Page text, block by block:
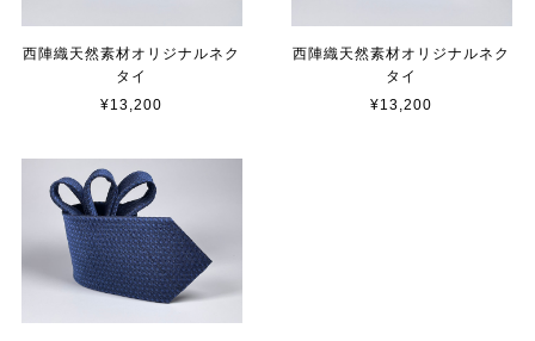
西陣織天然素材オリジナルネク
タイ
¥13,200
西陣織天然素材オリジナルネク
タイ
¥13,200